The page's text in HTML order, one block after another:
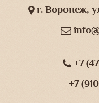
г. Воронеж,
+7
+7